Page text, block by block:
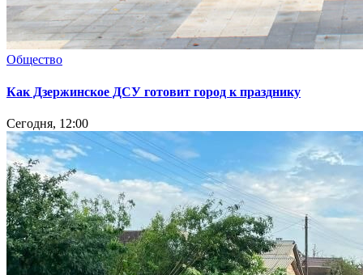
Общество
Как Дзержинское ДСУ готовит город к празднику
Сегодня, 12:00